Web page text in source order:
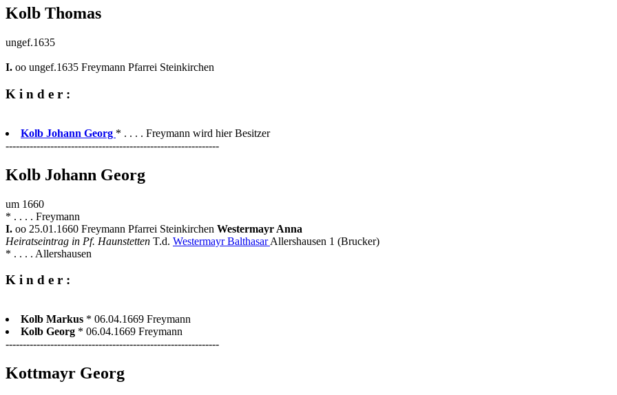
Kolb Thomas
ungef.1635
I. oo ungef.1635 Freymann Pfarrei Steinkirchen
K i n d e r :
Kolb Johann Georg * . . . . Freymann wird hier Besitzer
--------------------------------------------------------------
Kolb Johann Georg
um 1660
* . . . . Freymann
I. oo 25.01.1660 Freymann Pfarrei Steinkirchen Westermayr Anna
Heiratseintrag in Pf. Haunstetten T.d. Westermayr BalthasarAllershausen 1 (Brucker)
* . . . . Allershausen
K i n d e r :
Kolb Markus * 06.04.1669 Freymann
Kolb Georg * 06.04.1669 Freymann
--------------------------------------------------------------
Kottmayr Georg